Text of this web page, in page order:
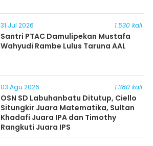
31 Jul 2026 1.530 kali
Santri PTAC Damulipekan Mustafa
Wahyudi Rambe Lulus Taruna AAL
03 Agu 2026 1.380 kali
OSN SD Labuhanbatu Ditutup, Ciello
Situngkir Juara Matematika, Sultan
Khadafi Juara IPA dan Timothy
Rangkuti Juara IPS